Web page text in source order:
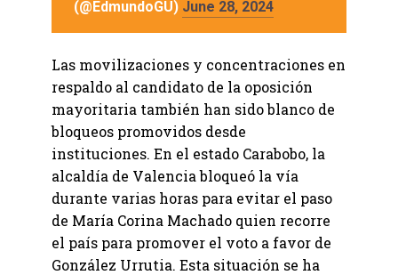
(@EdmundoGU) June 28, 2024
Las movilizaciones y concentraciones en
respaldo al candidato de la oposición
mayoritaria también han sido blanco de
bloqueos promovidos desde
instituciones. En el estado Carabobo, la
alcaldía de Valencia bloqueó la vía
durante varias horas para evitar el paso
de María Corina Machado quien recorre
el país para promover el voto a favor de
González Urrutia. Esta situación se ha